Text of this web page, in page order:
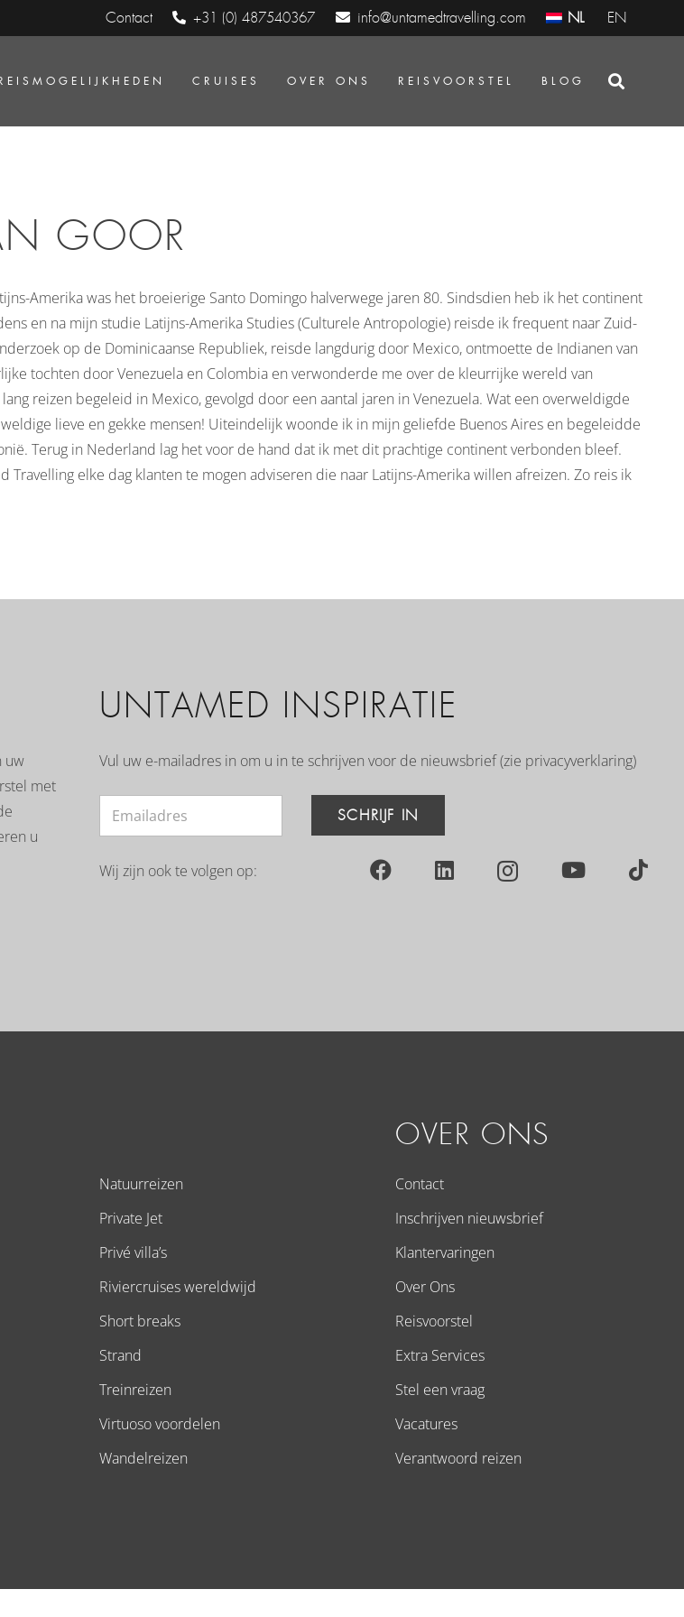
Contact +31 (0) 487540367 info@untamedtravelling.com NL EN
CRUISES OVER ONS REISVOORSTEL BLOG
GOOR
Amerika was het broeierige Santo Domingo halverwege jaren 80. Sindsdien heb ik het continent
en na mijn studie Latijns-Amerika Studies (Culturele Antropologie) reisde ik frequent naar Zuid-
op de Dominicaanse Republiek, reisde langdurig door Mexico, ontmoette de Indianen van
tochten door Venezuela en Colombia en verwonderde me over de kleurrijke wereld van
reizen begeleid in Mexico, gevolgd door een aantal jaren in Venezuela. Wat een overweldigde
lieve en gekke mensen! Uiteindelijk woonde ik in mijn geliefde Buenos Aires en begeleidde
Terug in Nederland lag het voor de hand dat ik met dit prachtige continent verbonden bleef.
Travelling elke dag klanten te mogen adviseren die naar Latijns-Amerika willen afreizen. Zo reis ik
uw
met
u
UNTAMED INSPIRATIE
Vul uw e-mailadres in om u in te schrijven voor de nieuwsbrief (zie privacyverklaring)
SCHRIJF IN
Wij zijn ook te volgen op:
Natuurreizen
Private Jet
Privé villa’s
Riviercruises wereldwijd
Short breaks
Strand
Treinreizen
Virtuoso voordelen
Wandelreizen
OVER ONS
Contact
Inschrijven nieuwsbrief
Klantervaringen
Over Ons
Reisvoorstel
Extra Services
Stel een vraag
Vacatures
Verantwoord reizen